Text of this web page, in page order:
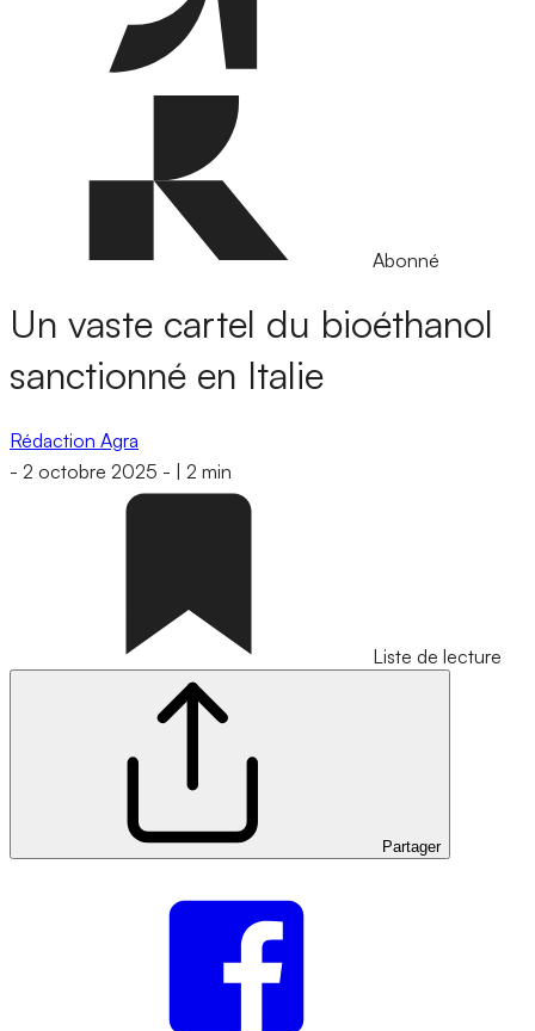
Abonné
Un vaste cartel du bioéthanol
sanctionné en Italie
Rédaction Agra
- 2 octobre 2025 - 2 min
Liste de lecture
Partager